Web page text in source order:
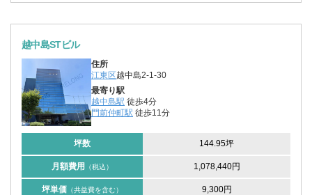
越中島STビル
住所
江東区越中島2-1-30
最寄り駅
越中島駅 徒歩4分
門前仲町駅 徒歩11分
坪数 144.95坪
月額費用 （税込） 1,078,440円
坪単価 （共益費を含む） 9,300円